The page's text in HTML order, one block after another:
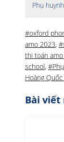
Phụ
#oxford
amo 2023,
thi toán
school,
Hoàng
Bài